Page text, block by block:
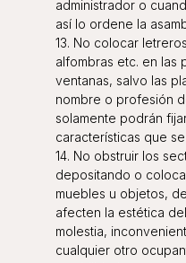
administrador o
así lo ordene la
13. No colocar
alfombras etc. en las
ventanas, salvo las
nombre o profesión
solamente podrán
características que
14. No obstruir los
depositando o
muebles u objetos,
afecten la estética
molestia,
cualquier otro